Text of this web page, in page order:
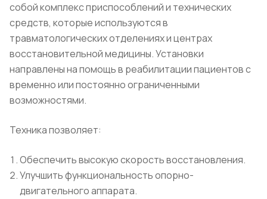
собой комплекс приспособлений и технических
средств, которые используются в
травматологических отделениях и центрах
восстановительной медицины. Установки
направлены на помощь в реабилитации пациентов с
временно или постоянно ограниченными
возможностями.
Техника позволяет:
Обеспечить высокую скорость восстановления.
Улучшить функциональность опорно-
двигательного аппарата.